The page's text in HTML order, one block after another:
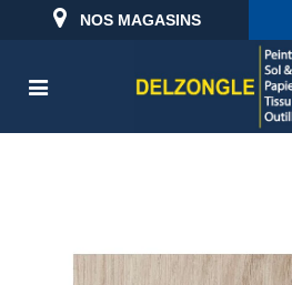
NOS MAGASINS